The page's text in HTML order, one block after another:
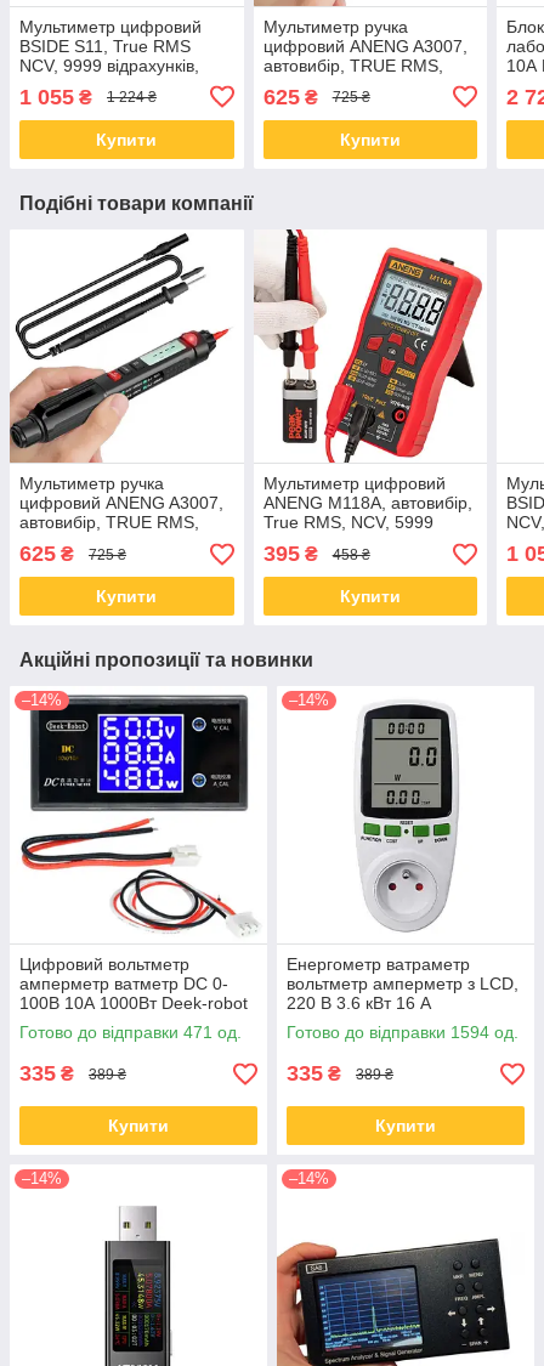
Мультиметр цифровий
BSIDE S11, True RMS
NCV, 9999 відрахунків,
1 055 ₴ 1 224 ₴
Купити
Мультиметр ручка
цифровий ANENG A3007,
автовибір, TRUE RMS,
625₴ 725 ₴
Купити
10А
2
Подібні товари компанії
Мультиметр ручка
цифровий ANENG A3007,
автовибір, TRUE RMS,
NCV, 5999 відрахунків
625 ₴ 725 ₴
Купити
Мультиметр цифровий
ANENG M118A, автовибір,
True RMS, NCV, 5999
відрахунків
395₴ 458 ₴
Купити
АКБ,
1
Акційні пропозиції та новинки
–14%
Цифровий вольтметр
амперметр ватметр DC 0-
100В 10А 1000Вт Deek-robot
Готово до відправки 471 од.
335 ₴ 389 ₴
Купити
–14%
Енергометр ватраметр
вольтметр амперметр з LCD,
220 В 3.6 кВт 16 А
Готово до відправки 1594 од.
335 ₴ 389 ₴
Купити
–14% –14%